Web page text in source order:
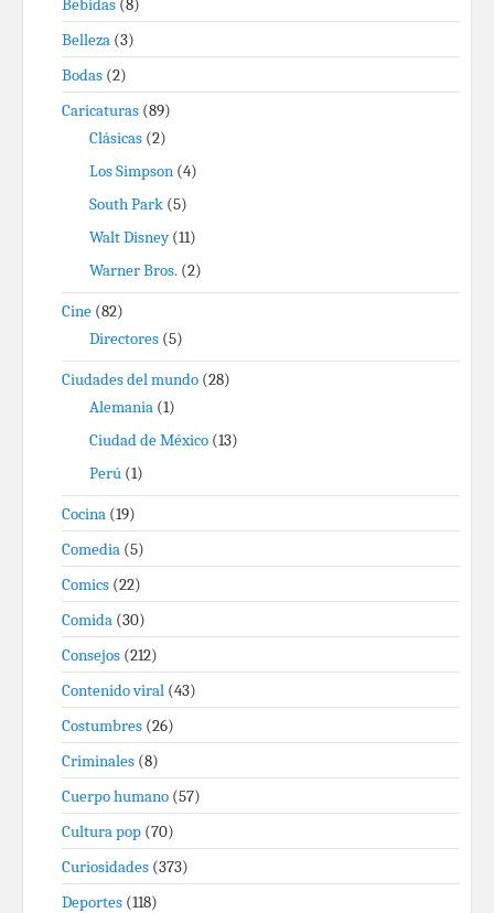
Bebidas (8)
Belleza (3)
Bodas (2)
Caricaturas (89)
Clásicas (2)
Los Simpson (4)
South Park (5)
Walt Disney(11)
Warner Bros. (2)
Cine (82)
Directores (5)
Ciudades del mundo (28)
Alemania (1)
Ciudad de México (13)
Perú (1)
Cocina (19)
Comedia (5)
Comics (22)
Comida (30)
Consejos (212)
Contenido viral (43)
Costumbres (26)
Criminales (8)
Cuerpo humano (57)
Cultura pop (70)
Curiosidades (373)
Deportes (118)